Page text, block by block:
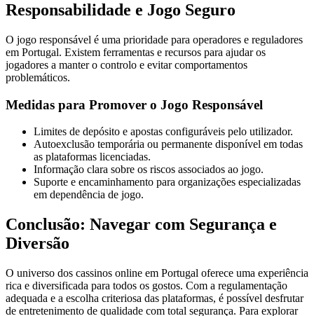
Responsabilidade e Jogo Seguro
O jogo responsável é uma prioridade para operadores e reguladores
em Portugal. Existem ferramentas e recursos para ajudar os
jogadores a manter o controlo e evitar comportamentos
problemáticos.
Medidas para Promover o Jogo Responsável
Limites de depósito e apostas configuráveis pelo utilizador.
Autoexclusão temporária ou permanente disponível em todas
as plataformas licenciadas.
Informação clara sobre os riscos associados ao jogo.
Suporte e encaminhamento para organizações especializadas
em dependência de jogo.
Conclusão: Navegar com Segurança e
Diversão
O universo dos cassinos online em Portugal oferece uma experiência
rica e diversificada para todos os gostos. Com a regulamentação
adequada e a escolha criteriosa das plataformas, é possível desfrutar
de entretenimento de qualidade com total segurança. Para explorar